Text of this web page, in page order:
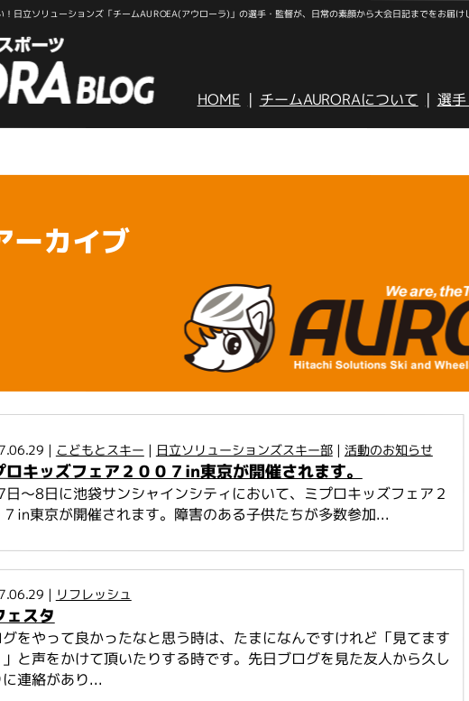
日立ソリューションズ「チームAUROEA(アウローラ)」の選手・監督が、日常の素顔から大会日記までをお届け
HOME チームAURORAについて 選
カイブ
| こどもとスキー | 日立ソリューションズスキー部| 活動のお知らせ
ロキッズフェア２００７in東京が開催されます。
日～8日に池袋サンシャインシティにおいて、ミプロキッズフェア２
７in東京が開催されます。障害のある子供たちが多数参加...
| リフレッシュ
ェスタ
をやって良かったなと思う時は、たまになんですけれど「見てます
」と声をかけて頂いたりする時です。先日ブログを見た友人から久し
連絡があり...